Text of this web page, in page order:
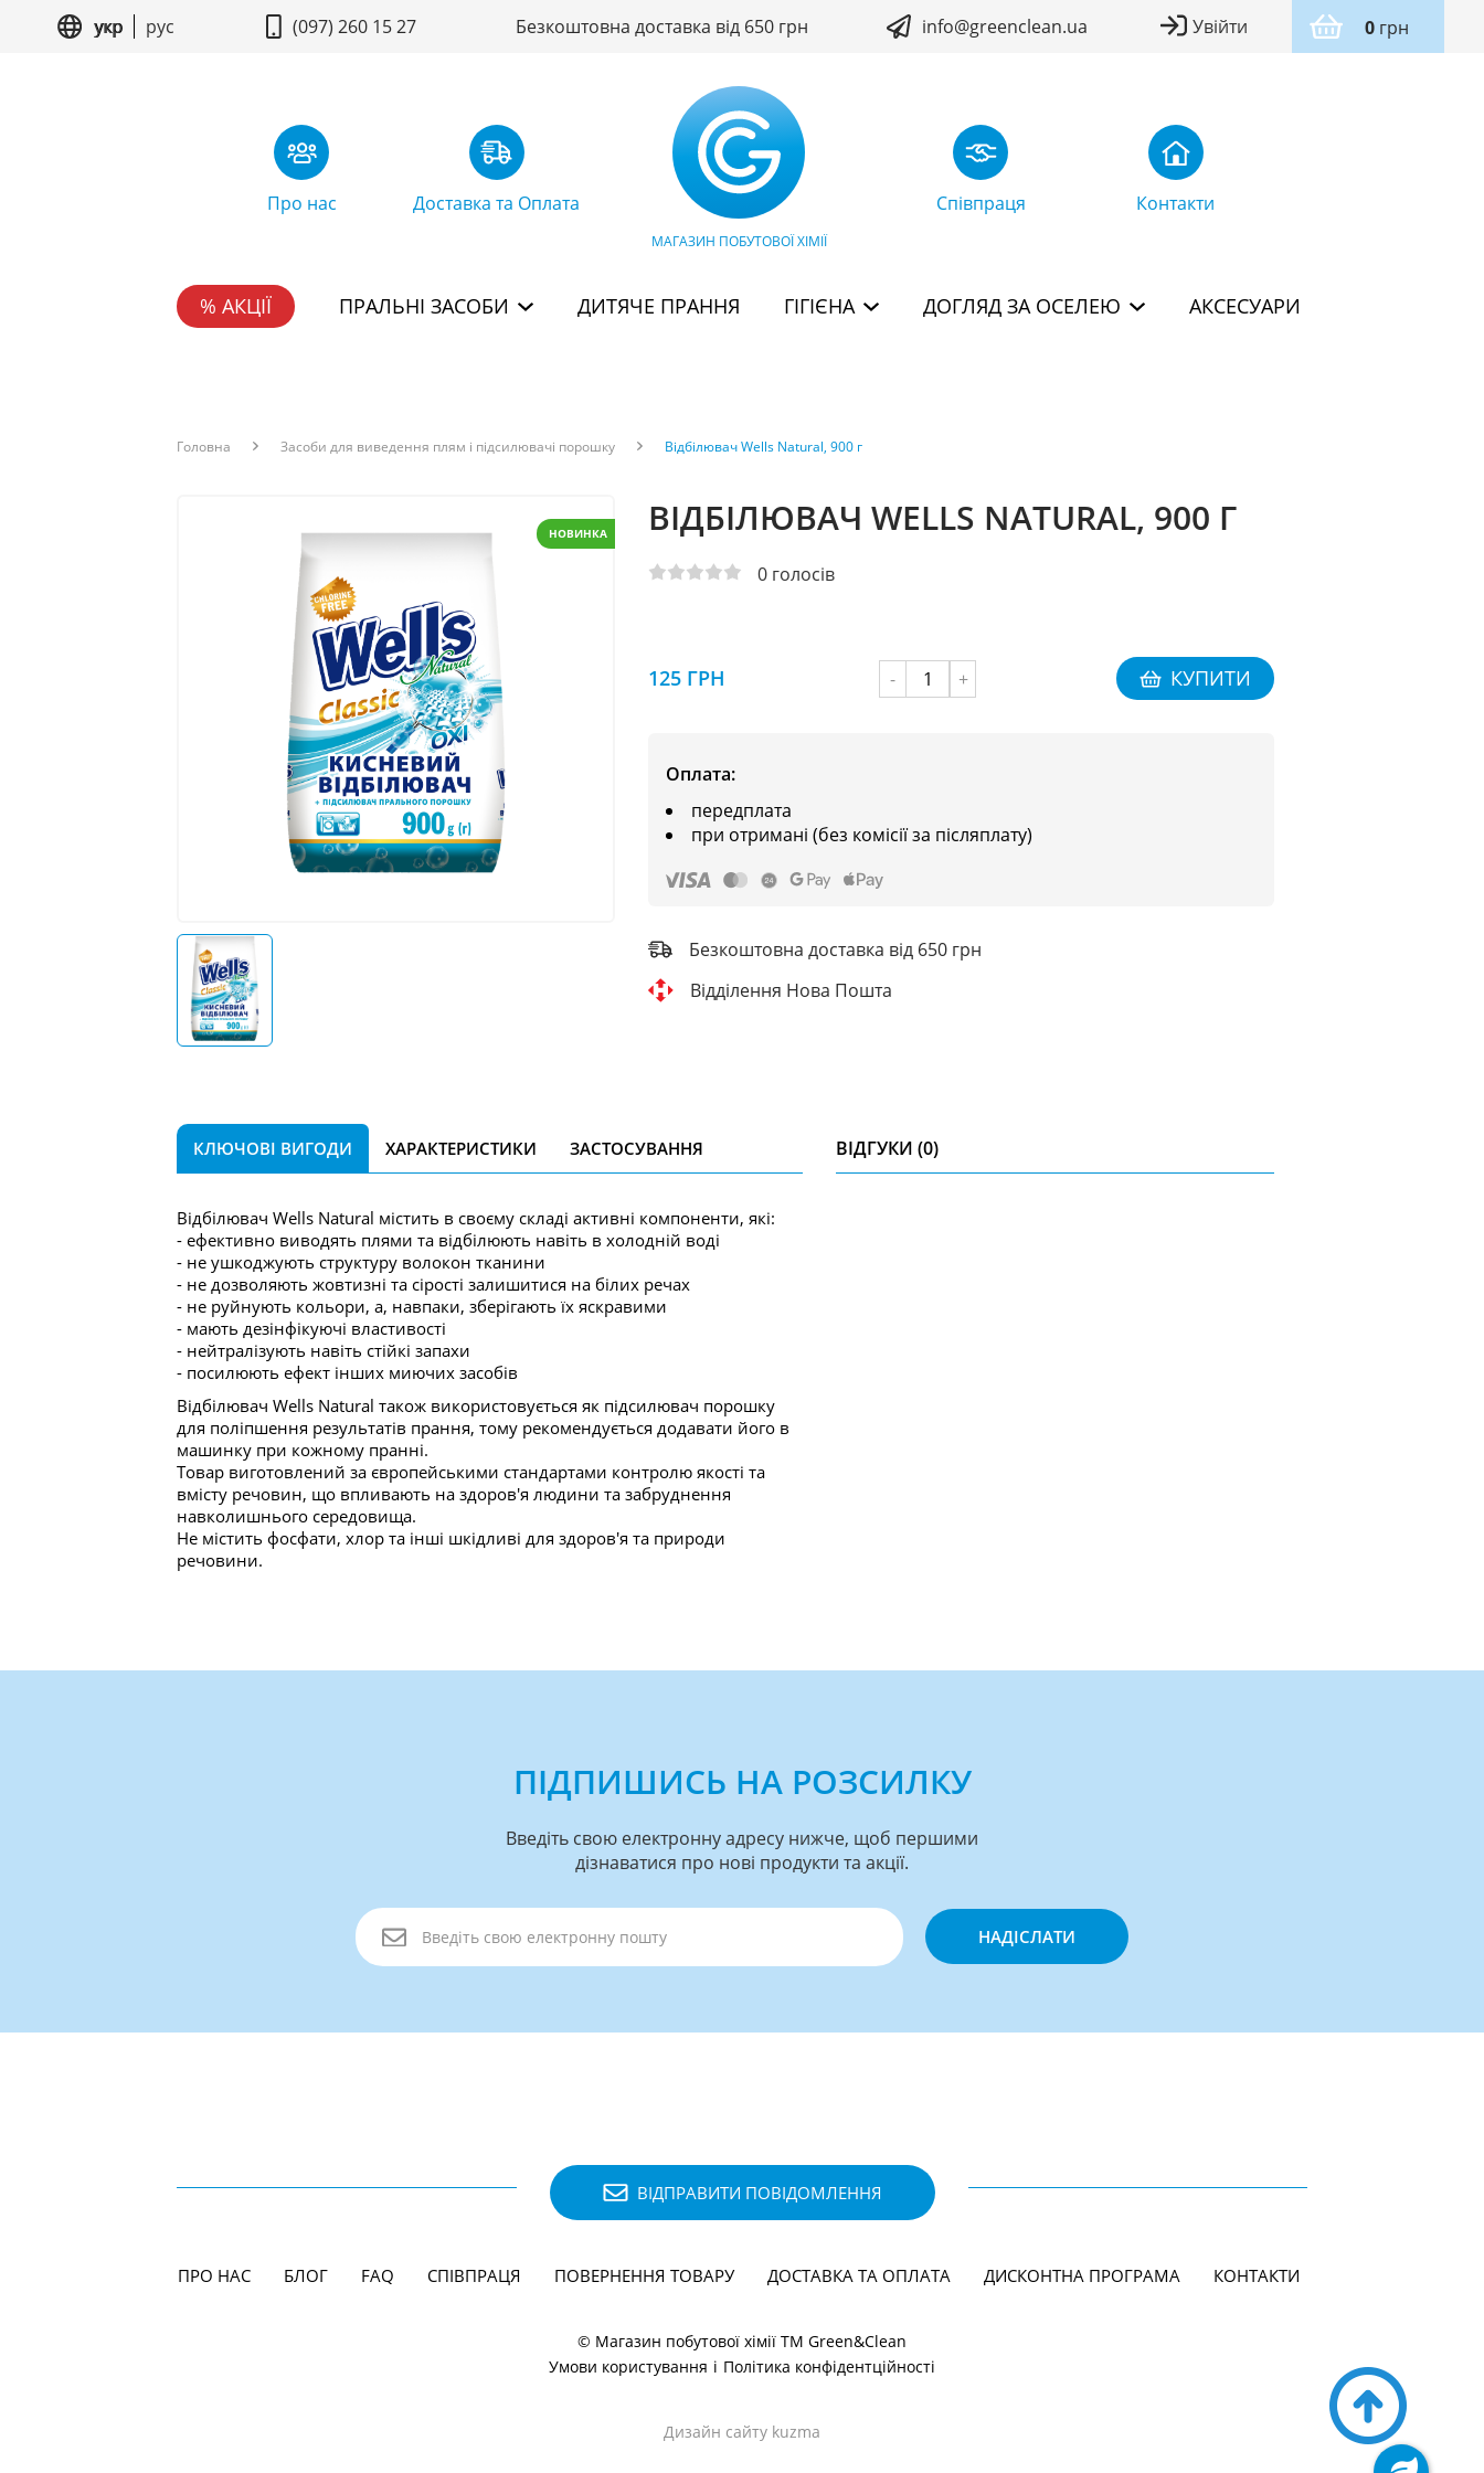
укр рус (097) 260 15 27 Безкоштовна доставка від 650 грн info@greenclean.ua Увійти 0грн
Про нас Доставка та Оплата
МАГАЗИН ПОБУТОВОЇ ХІМІЇ
Співпраця Контакти
% АКЦІЇ ПРАЛЬНІ ЗАСОБИ ДИТЯЧЕ ПРАННЯ ГІГІЄНА ДОГЛЯД ЗА ОСЕЛЕЮ АКСЕСУАРИ
Головна Засоби для виведення плям і підсилювачі порошку Відбілювач Wells Natural, 900 г
НОВИНКА ВІДБІЛЮВАЧ WELLS NATURAL, 900 Г
0голосів
125 ГРН - + КУПИТИ
Оплата:
передплата
при отримані (без комісії за післяплату)
Безкоштовна доставка від 650 грн
Відділення Нова Пошта
КЛЮЧОВІ ВИГОДИ ХАРАКТЕРИСТИКИ ЗАСТОСУВАННЯ
Відбілювач Wells Natural містить в своєму складі активні компоненти, які:
- ефективно виводять плями та відбілюють навіть в холодній воді
- не ушкоджують структуру волокон тканини
- не дозволяють жовтизні та сірості залишитися на білих речах
- не руйнують кольори, а, навпаки, зберігають їх яскравими
- мають дезінфікуючі властивості
- нейтралізують навіть стійкі запахи
- посилюють ефект інших миючих засобів
Відбілювач Wells Natural також використовується як підсилювач порошку
для поліпшення результатів прання, тому рекомендується додавати його в
машинку при кожному пранні.
Товар виготовлений за європейськими стандартами контролю якості та
вмісту речовин, що впливають на здоров'я людини та забруднення
навколишнього середовища.
Не містить фосфати, хлор та інші шкідливі для здоров'я та природи
речовини.
ВІДГУКИ (0)
ПІДПИШИСЬ НА РОЗСИЛКУ
Введіть свою електронну адресу нижче, щоб першими
дізнаватися про нові продукти та акції.
НАДІСЛАТИ
ВІДПРАВИТИ ПОВІДОМЛЕННЯ
ПРО НАС БЛОГ FAQ СПІВПРАЦЯ ПОВЕРНЕННЯ ТОВАРУ ДОСТАВКА ТА ОПЛАТА ДИСКОНТНА ПРОГРАМА КОНТАКТИ
© Магазин побутової хімії ТМ Green&Clean
Умови користування і Політика конфідентційності
Дизайн сайту kuzma